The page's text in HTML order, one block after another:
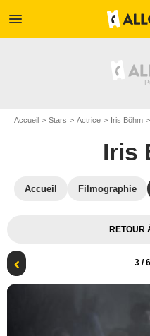
menu
Accueil Stars Actrice Iris Böhm
Iris
Accueil Filmographie
RETOUR
3 /